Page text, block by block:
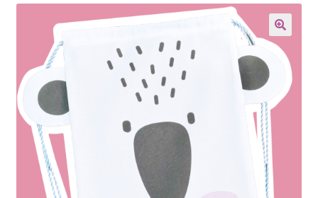
menu
enfant
Entretien du tissu
Portrait
Bébé
Petit Prix